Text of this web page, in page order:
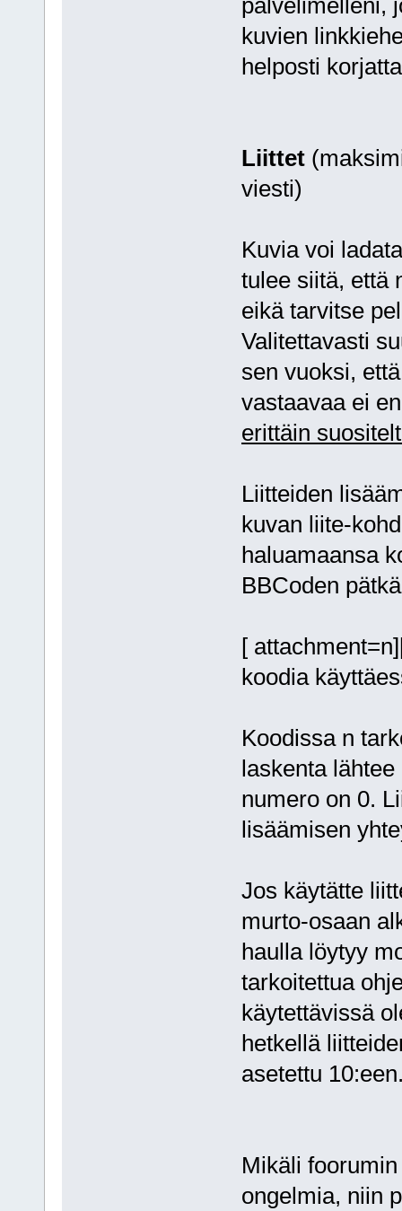
kuvien
helposti
Liittet
viesti)
Kuvia voi
tulee siitä, että
eikä tarvitse
Valitettavasti
sen vuoksi,
vastaavaa ei
erittäin
Liitteiden
kuvan liite-
haluamaansa
BBCoden
[
koodia
Koodissa n
laskenta
numero on 0.
lisäämisen
Jos käytätte
murto-osaan
haulla löytyy
tarkoitettua
käytettävissä
hetkellä
asetettu
Mikäli
ongelmia, niin